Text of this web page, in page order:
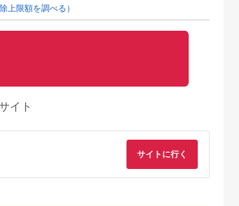
除上限額を調べる）
イト
サイトに行く